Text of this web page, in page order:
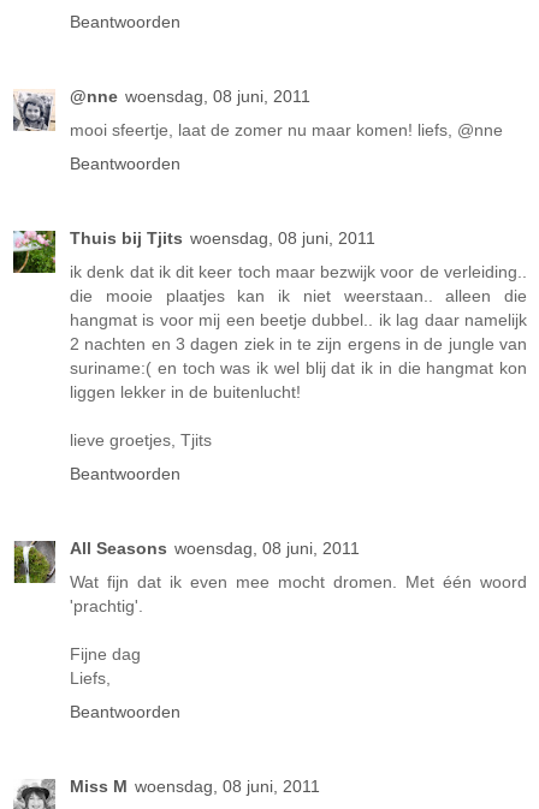
Beantwoorden
@nne woensdag, 08 juni, 2011
mooi sfeertje, laat de zomer nu maar komen! liefs, @nne
Beantwoorden
Thuis bij Tjits woensdag, 08 juni, 2011
ik denk dat ik dit keer toch maar bezwijk voor de verleiding..
die mooie plaatjes kan ik niet weerstaan.. alleen die
hangmat is voor mij een beetje dubbel.. ik lag daar namelijk
2 nachten en 3 dagen ziek in te zijn ergens in de jungle van
suriname:( en toch was ik wel blij dat ik in die hangmat kon
liggen lekker in de buitenlucht!
lieve groetjes, Tjits
Beantwoorden
All Seasons woensdag, 08 juni, 2011
Wat fijn dat ik even mee mocht dromen. Met één woord
'prachtig'.
Fijne dag
Liefs,
Beantwoorden
Miss M woensdag, 08 juni, 2011